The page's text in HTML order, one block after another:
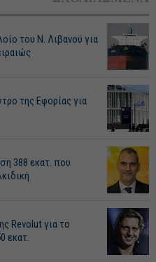
του Ν. Λιβανού για
της Εφορίας για
388 εκατ. που
Revolut για το
εκατ.